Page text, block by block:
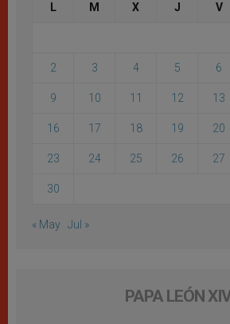
L M X J V
2 3 4 5 6
9 10 11 12 13
16 17 18 19 20
23 24 25 26 27
30
« May Jul »
PAPA LEÓN